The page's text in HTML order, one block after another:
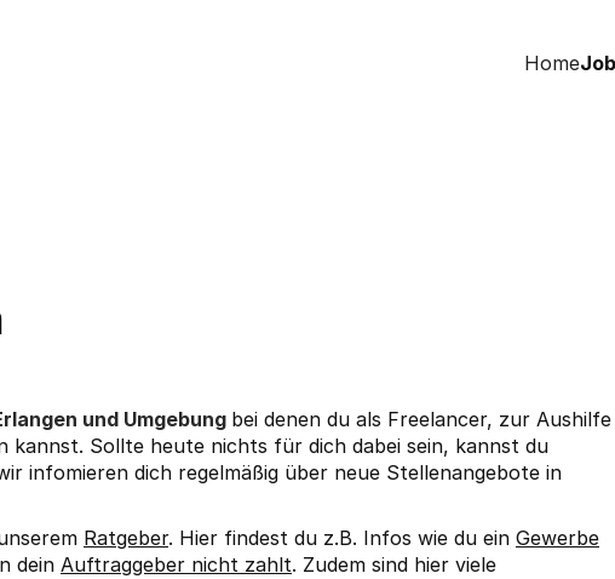
Home
und Umgebung bei denen du als Freelancer, zur Aushilfe
kannst. Sollte heute nichts für dich dabei sein, kannst du
infomieren dich regelmäßig über neue Stellenangebote in
Ratgeber. Hier findest du z.B. Infos wie du ein Gewerbe
dein Auftraggeber nicht zahlt. Zudem sind hier viele